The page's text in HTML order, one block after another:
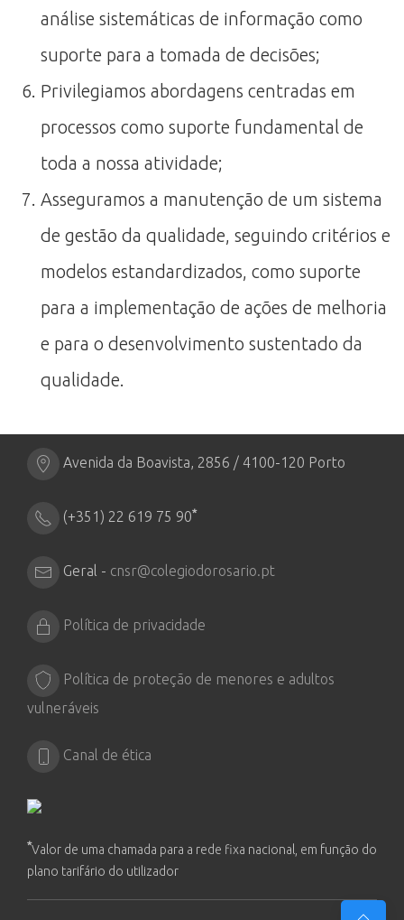
análise sistemáticas de informação como
suporte para a tomada de decisões;
Privilegiamos abordagens centradas em
processos como suporte fundamental de
toda a nossa atividade;
Asseguramos a manutenção de um sistema
de gestão da qualidade, seguindo critérios e
modelos estandardizados, como suporte
para a implementação de ações de melhoria
e para o desenvolvimento sustentado da
qualidade.
Avenida da Boavista, 2856 / 4100-120 Porto
(+351) 22 619 75 90*
Geral - cnsr@colegiodorosario.pt
Política de privacidade
Política de proteção de menores e adultos
vulneráveis
Canal de ética
*Valor de uma chamada para a rede fixa nacional, em função do
plano tarifário do utilizador